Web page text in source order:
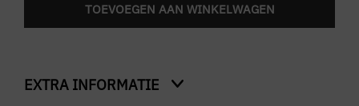
TOEVOEGEN AAN WINKELWAGEN
EXTRA INFORMATIE